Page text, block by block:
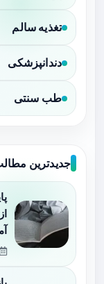
تغذیه سالم
دندانپزشکی
طب سنتی
جدیدترین